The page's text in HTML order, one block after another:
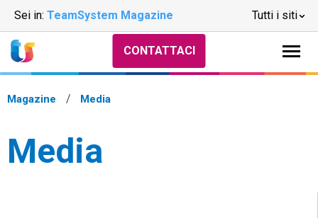
Sei in: TeamSystem Magazine Tutti i siti
CONTATTACI
Magazine Media
Media